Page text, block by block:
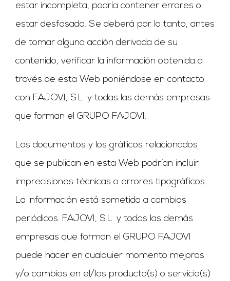
estar incompleta, podría contener errores o
estar desfasada. Se deberá por lo tanto, antes
de tomar alguna acción derivada de su
contenido, verificar la información obtenida a
través de esta Web poniéndose en contacto
con FAJOVI, S.L. y todas las demás empresas
que forman el GRUPO FAJOVI.
Los documentos y los gráficos relacionados
que se publican en esta Web podrían incluir
imprecisiones técnicas o errores tipográficos.
La información está sometida a cambios
periódicos. FAJOVI, S.L. y todas las demás
empresas que forman el GRUPO FAJOVI
puede hacer en cualquier momento mejoras
y/o cambios en el/los producto(s) o servicio(s)